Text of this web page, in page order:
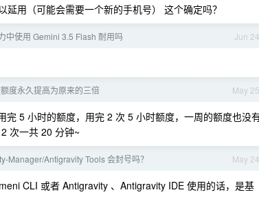
用（可能会需要一个新的手机号） 这个确定吗？
Jun 24
中使用 Gemini 3.5 Flash 耐用吗
May 25
度永久提高为原来的三倍
5 小时的额度，用完 2 次 5 小时额度，一周的额度也没
次一共 20 分钟~
May 24
Manager/Antigravity Tools 会封号吗？
CLI 或者 Antigravity 、Antigravity IDE 使用的话，是基